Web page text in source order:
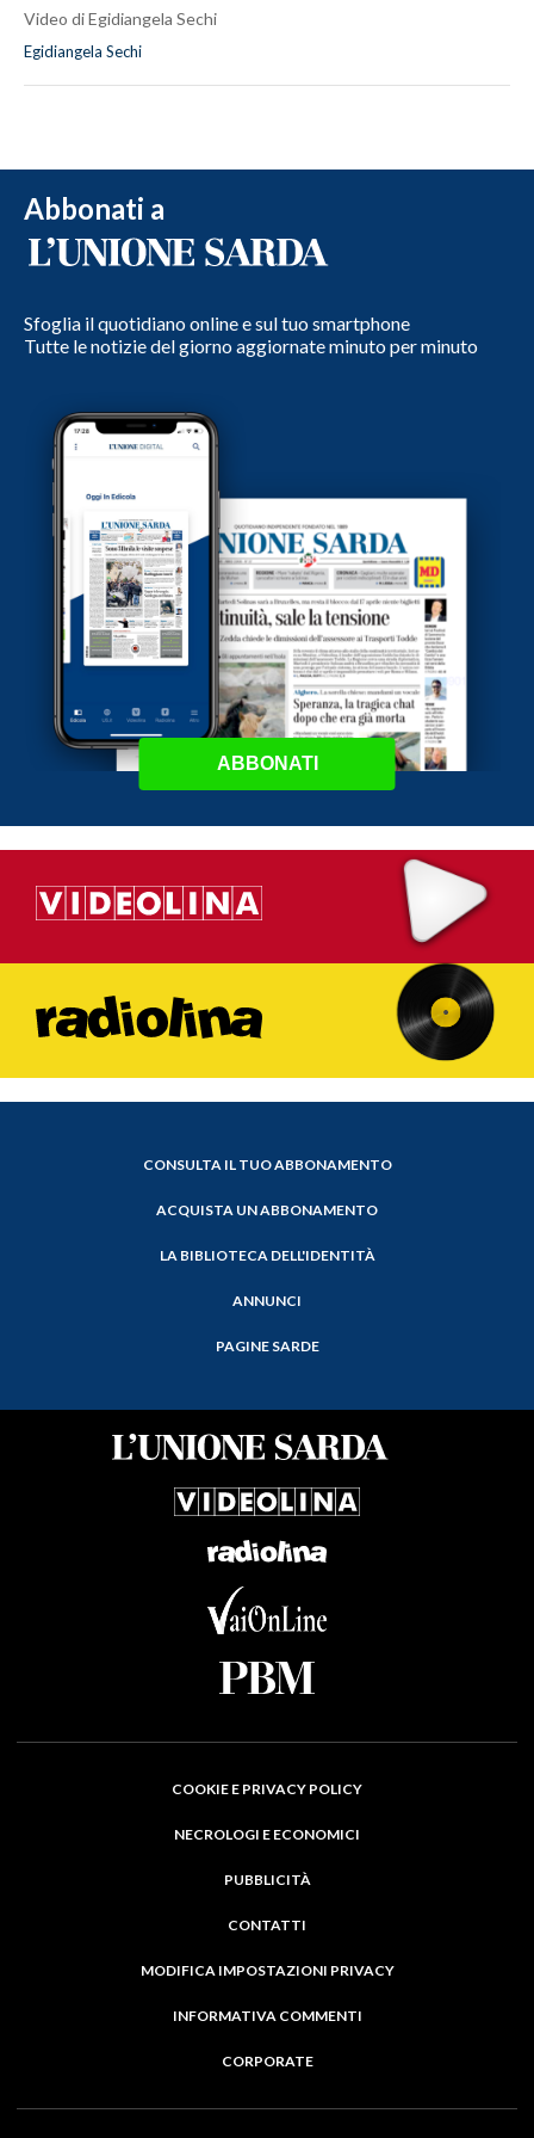
Video di Egidiangela Sechi
Egidiangela Sechi
Abbonati a
Sfoglia il quotidiano online e sul tuo smartphone
Tutte le notizie del giorno aggiornate minuto per minuto
ABBONATI
CONSULTA IL TUO ABBONAMENTO
ACQUISTA UN ABBONAMENTO
LA BIBLIOTECA DELL'IDENTITÀ
ANNUNCI
PAGINE SARDE
COOKIE E PRIVACY POLICY
NECROLOGI E ECONOMICI
PUBBLICITÀ
CONTATTI
MODIFICA IMPOSTAZIONI PRIVACY
INFORMATIVA COMMENTI
CORPORATE